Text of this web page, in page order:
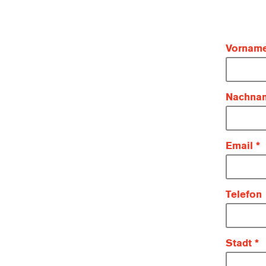
Email
Telefon
Stadt